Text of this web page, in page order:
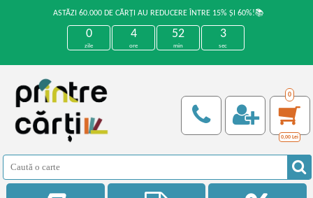
ASTĂZI 60.000 DE CĂRȚI AU REDUCERE ÎNTRE 15% ȘI 60%!📚
0
zile
4
ore
52
min
2
sec
0
0,00 Lei